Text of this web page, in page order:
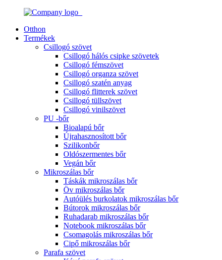
Otthon
Termékek
Csillogó szövet
Csillogó hálós csipke szövetek
Csillogó fémszövet
Csillogó organza szövet
Csillogó szatén anyag
Csillogó flitterek szövet
Csillogó tüllszövet
Csillogó vinilszövet
PU -bőr
Bioalapú bőr
Újrahasznosított bőr
Szilikonbőr
Oldószermentes bőr
Vegán bőr
Mikroszálas bőr
Táskák mikroszálas bőr
Öv mikroszálas bőr
Autóülés burkolatok mikroszálas bőr
Bútorok mikroszálas bőr
Ruhadarab mikroszálas bőr
Notebook mikroszálas bőr
Csomagolás mikroszálas bőr
Cipő mikroszálas bőr
Parafa szövet